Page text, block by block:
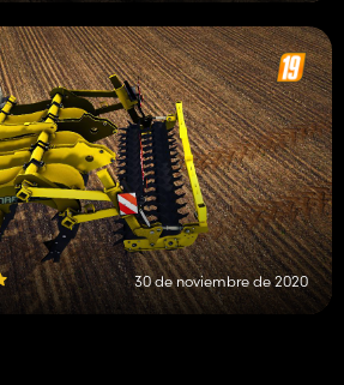
30 de noviembre de 2020